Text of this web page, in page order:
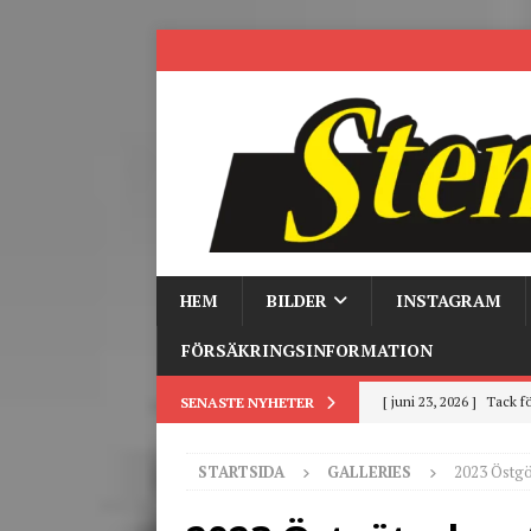
HEM BILDER INSTAGRAM
FÖRSÄKRINGSINFORMATION
SENASTE NYHETER [ juni 23, 2026 ] Tack
[ mars 19, 2026 ]
[ mars 9, 2026 ]
STARTSIDA GALLERIES 2023